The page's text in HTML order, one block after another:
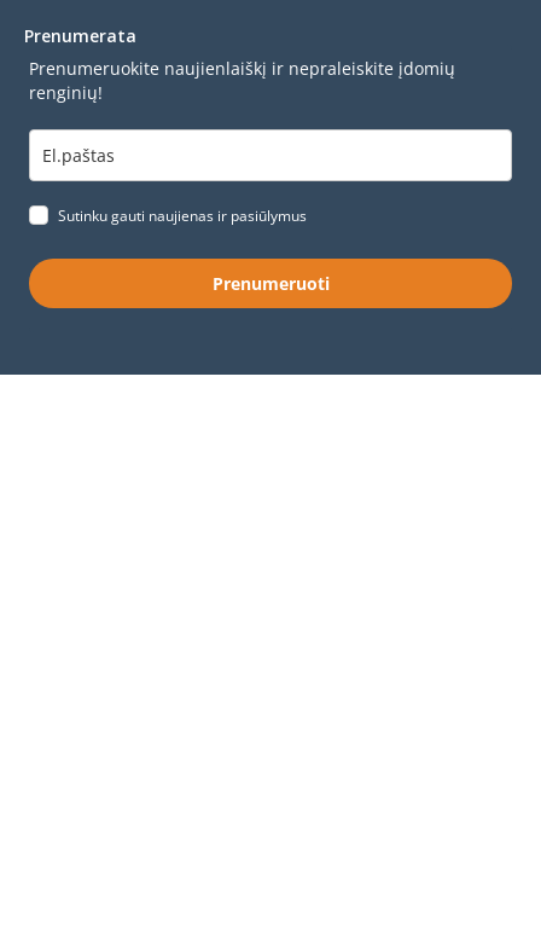
Prenumerata
Prenumeruokite naujienlaiškį ir nepraleiskite įdomių
renginių!
Sutinku gauti naujienas ir pasiūlymus
Prenumeruoti